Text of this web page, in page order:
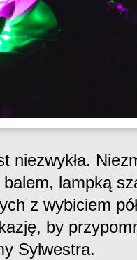
niezwykła.
lampką
z wybiciem
by
Sylwestra.